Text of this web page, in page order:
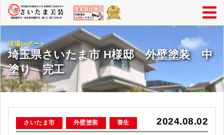
現場レポート
埼玉県さいたま市 H様邸 外壁塗装 中
塗り 完工
2024.08.02
さいたま市 外壁塗装 養生